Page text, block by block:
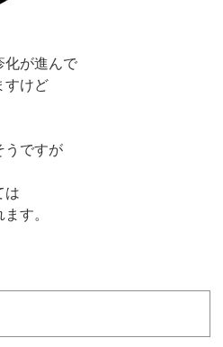
化が進んで
すけど
うですが
は
す。